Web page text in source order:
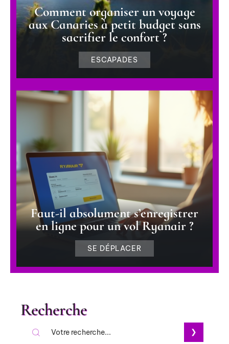
Comment organiser un voyage
aux Canaries à petit budget sans
sacrifier le confort ?
ESCAPADES
Faut-il absolument s’enregistrer
en ligne pour un vol Ryanair ?
SE DÉPLACER
Recherche